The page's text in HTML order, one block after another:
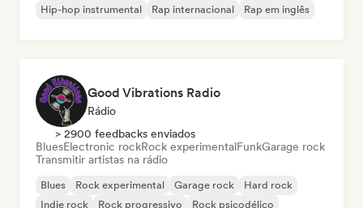
Hip-hop instrumental
Rap internacional Rap em inglês
Good Vibrations Radio
Rádio
> 2900 feedbacks enviados
BluesElectronic rockRock experimentalFunkGarage rock
Transmitir artistas na rádio
Blues Rock experimental Garage rock
Hard rock
Indie rock
Rock progressivo
Rock psicodélico